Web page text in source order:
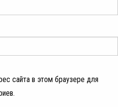
сайта в этом браузере для